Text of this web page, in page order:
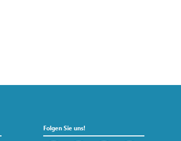
Folgen Sie uns!